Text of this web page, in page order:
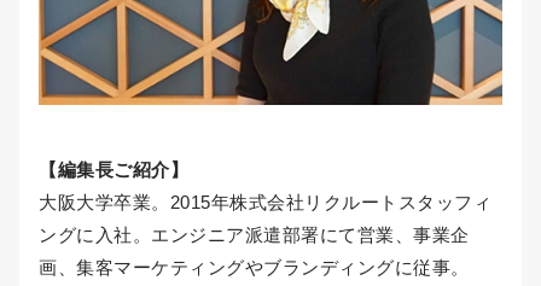
【編集長ご紹介】
大阪大学卒業。2015年株式会社リクルートスタッフィ
ングに入社。エンジニア派遣部署にて営業、事業企
画、集客マーケティングやブランディングに従事。